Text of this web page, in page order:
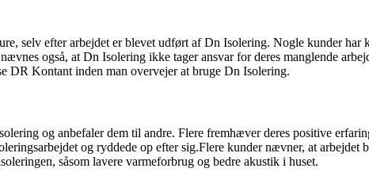
selv efter arbejdet er blevet udført af Dn Isolering. Nogle kunder har
også, at Dn Isolering ikke tager ansvar for deres manglende
DR Kontant inden man overvejer at bruge Dn Isolering.
og anbefaler dem til andre. Flere fremhæver deres positive
og ryddede op efter sig.Flere kunder nævner, at arbejdet
såsom lavere varmeforbrug og bedre akustik i huset.